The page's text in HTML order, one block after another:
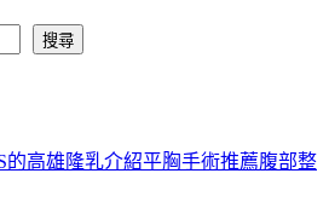
搜尋
的高雄隆乳介紹平胸手術推薦腹部整